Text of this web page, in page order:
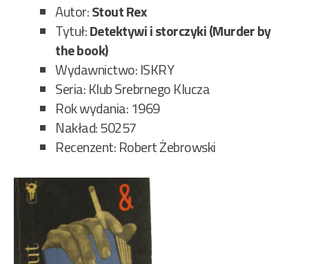
Autor:Stout Rex
Tytuł:Detektywi i storczyki (Murder by
the book)
Wydawnictwo: ISKRY
Seria: Klub Srebrnego Klucza
Rok wydania: 1969
Nakład: 50257
Recenzent: Robert Żebrowski